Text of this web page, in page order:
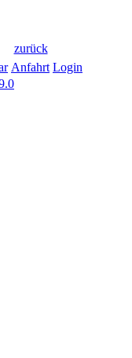
zurück
Anfahrt Login